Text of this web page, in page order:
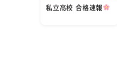
私立高校 合格速報